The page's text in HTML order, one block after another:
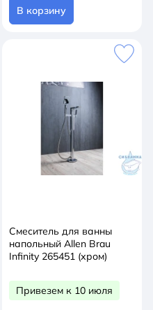
В корзину
Смеситель для ванны
напольный Allen Brau
Infinity 265451 (хром)
Привезем к 10 июля